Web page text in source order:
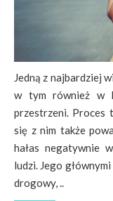
Jedną z najbardziej
w tym również w
przestrzeni. Proces
się z nim także
hałas negatywnie
ludzi. Jego
drogowy, ..